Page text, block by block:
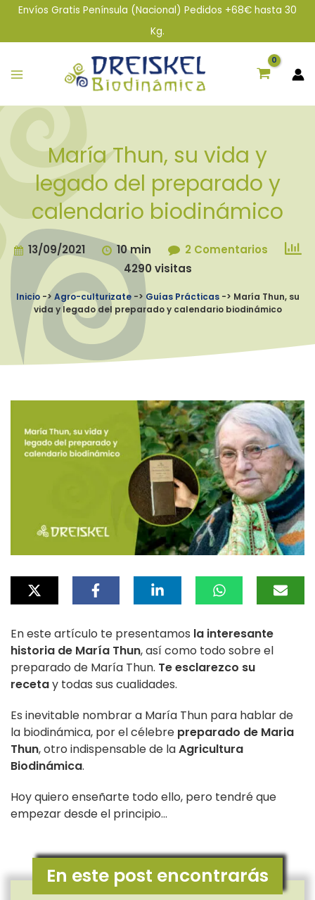
Envíos Gratis Península (Nacional) Pedidos +68€ hasta 30
Kg.
María Thun, su vida y
legado del preparado y
calendario biodinámico
13/09/2021 10 min
2 Comentarios
4290 visitas
Inicio-> Agro-culturizate-> Guías Prácticas-> María Thun, su
vida y legado del preparado y calendario biodinámico
En este artículo te presentamos la interesante
historia de María Thun, así como todo sobre el
preparado de María Thun. Te esclarezco su
recetay todas sus cualidades.
Es inevitable nombrar a María Thun para hablar de
la biodinámica, por el célebre preparado de Maria
Thun, otro indispensable de laAgricultura
Biodinámica.
Hoy quiero enseñarte todo ello, pero tendré que
empezar desde el principio…
En este post encontrarás
Tu
Tu
Electrónico*